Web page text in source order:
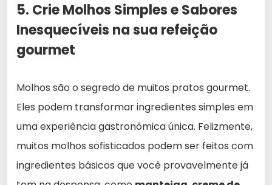
5. Crie Molhos Simples e Sabores
Inesquecíveis na sua refeição
gourmet
Molhos são o segredo de muitos pratos gourmet.
Eles podem transformar ingredientes simples em
uma experiência gastronômica única. Felizmente,
muitos molhos sofisticados podem ser feitos com
ingredientes básicos que você provavelmente já